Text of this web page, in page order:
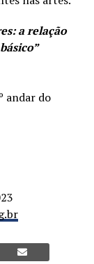
a relação
andar do